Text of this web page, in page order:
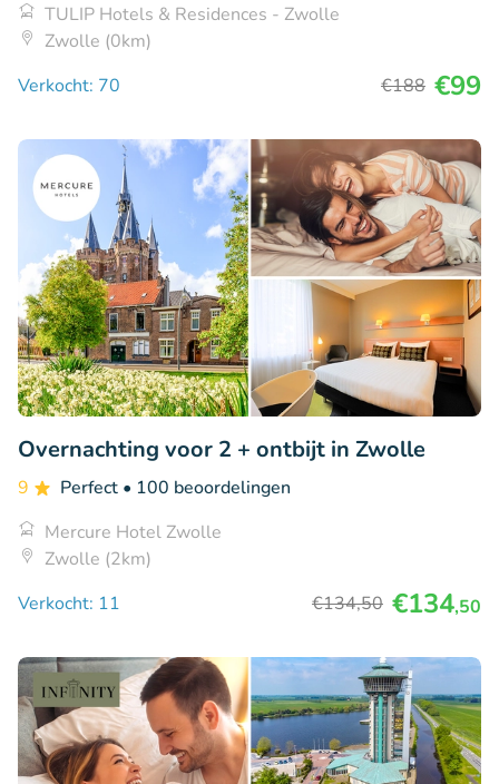
TULIP Hotels & Residences - Zwolle
Zwolle (0km)
Verkocht: 70
€188 €99
Overnachting voor 2 + ontbijt in Zwolle
9 Perfect • 100 beoordelingen
Mercure Hotel Zwolle
Zwolle (2km)
Verkocht: 11
€134,50 €134,50